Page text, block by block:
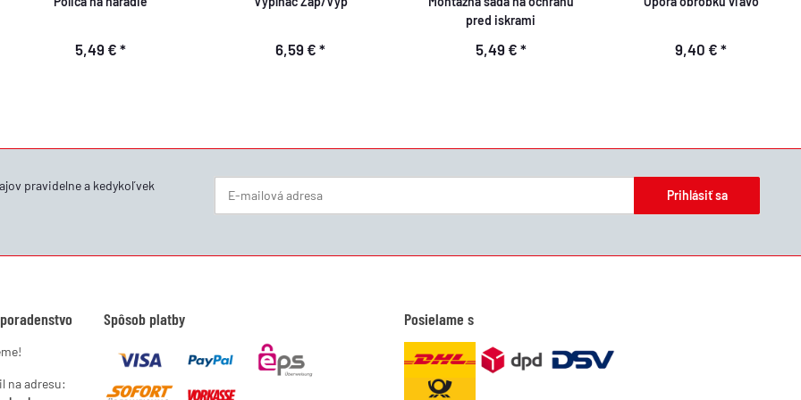
5,49 € * 6,59 € *
pred iskrami
5,49 € * 9,40 € *
pravidelne a kedykoľvek
Prihlásiť sa
na adresu:
Spôsob platby Posielame s